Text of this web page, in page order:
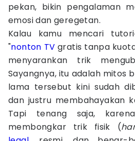
pekan, bikin pengalaman
emosi dan geregetan.
Kalau kamu mencari
"nonton TV gratis tanpa
menyarankan trik
Sayangnya, itu adalah mitos
lama tersebut kini sudah
dan justru membahayakan
Tapi tenang saja,
membongkar trik fisik (